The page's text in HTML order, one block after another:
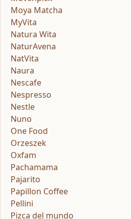
Moya Matcha
MyVita
Natura Wita
NaturAvena
NatVita
Naura
Nescafe
Nespresso
Nestle
Nuno
One Food
Orzeszek
Oxfam
Pachamama
Pajarito
Papillon Coffee
Pellini
Pizca del mundo